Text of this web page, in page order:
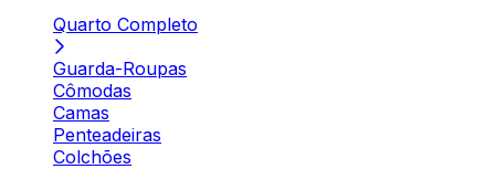
Quarto Completo
Guarda-Roupas
Cômodas
Camas
Penteadeiras
Colchões